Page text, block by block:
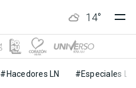
14°
#Hacedores LN #Especiales LN